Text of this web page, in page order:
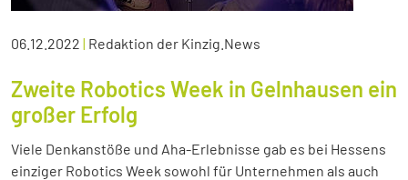
06.12.2022 | Redaktion der Kinzig.News
Zweite Robotics Week in Gelnhausen ein
großer Erfolg
Viele Denkanstöße und Aha-Erlebnisse gab es bei Hessens
einziger Robotics Week sowohl für Unternehmen als auch